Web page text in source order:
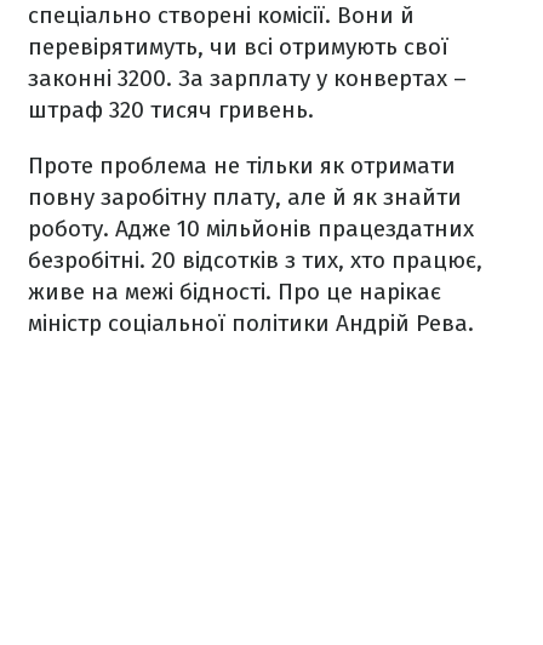
спеціально створені комісії. Вони й
перевірятимуть, чи всі отримують свої
законні 3200. За зарплату у конвертах –
штраф 320 тисяч гривень.
Проте проблема не тільки як отримати
повну заробітну плату, але й як знайти
роботу. Адже 10 мільйонів працездатних
безробітні. 20 відсотків з тих, хто працює,
живе на межі бідності. Про це нарікає
міністр соціальної політики Андрій Рева.